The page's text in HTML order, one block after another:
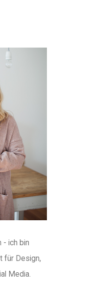
- ich bin
für Design,
Media.